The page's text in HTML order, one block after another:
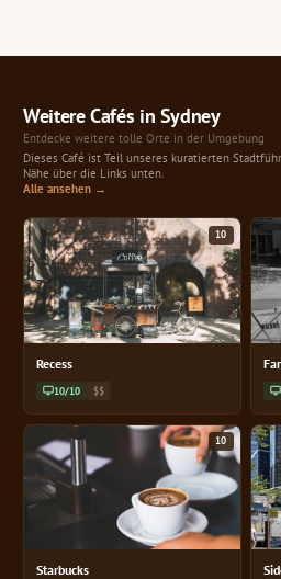
Weitere Cafés in Sydney
Entdecke weitere tolle Orte in der Umgebung
Dieses Café ist Teil unseres kuratierten
Nähe über die Links unten.
Alle ansehen →
10
Recess
10/10 $$
10
Starbucks